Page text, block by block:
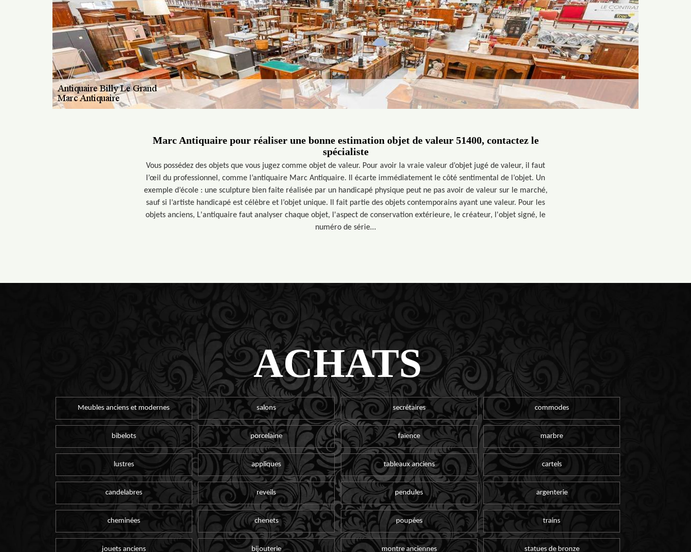
Marc Antiquaire pour réaliser une bonne estimation objet de valeur 51400, contactez le
spécialiste
Vous possédez des objets que vous jugez comme objet de valeur. Pour avoir la vraie valeur d’objet jugé de valeur, il faut
l’œil du professionnel, comme l’antiquaire Marc Antiquaire. Il écarte immédiatement le côté sentimental de l’objet. Un
exemple d’école : une sculpture bien faite réalisée par un handicapé physique peut ne pas avoir de valeur sur le marché,
sauf si l’artiste handicapé est célèbre et l’objet unique. Il fait partie des objets contemporains ayant une valeur. Pour les
objets anciens, L'antiquaire faut analyser chaque objet, l'aspect de conservation extérieure, le créateur, l'objet signé, le
numéro de série…
ACHATS
Meubles anciens et modernes salons secrétaires commodes
bibelots porcelaine faïence marbre
lustres appliques tableaux anciens cartels
candelabres reveils pendules argenterie
cheminées chenets poupées trains
jouets anciens bijouterie montre anciennes statues de bronze